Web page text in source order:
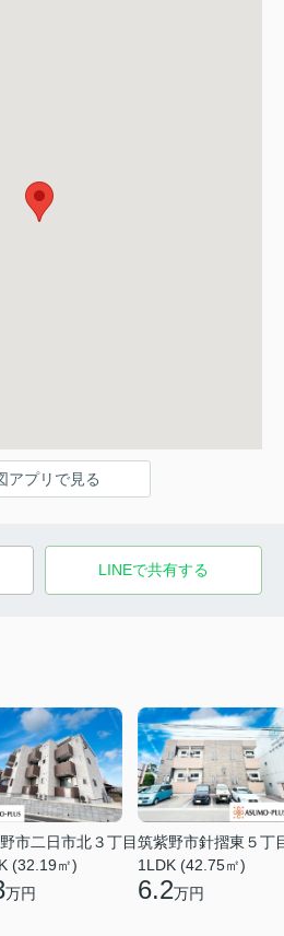
アプリで見る
LINEで共有する
市二日市北３丁目
(32.19㎡)
万円
筑紫野市針摺東５丁
1LDK (42.75㎡)
6.2万円